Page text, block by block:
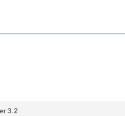
3.2